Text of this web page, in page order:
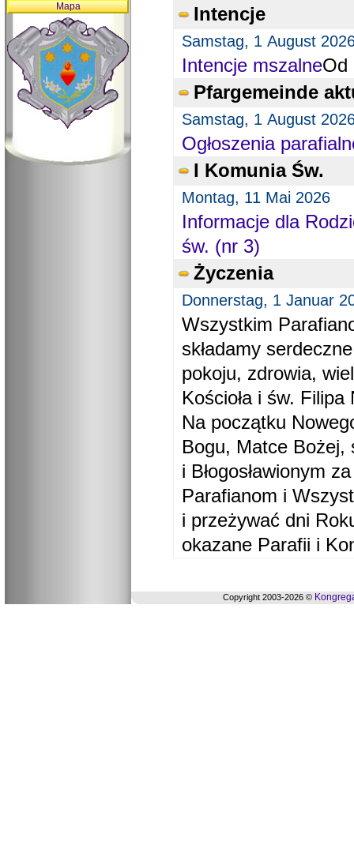
Intencje
Samstag, 1 August
Intencje mszalneOd
Pfargemeinde
Samstag, 1 August
Ogłoszenia
I Komunia Św.
Montag, 11 Mai 2026
Informacje dla
św. (nr 3)
Życzenia
Donnerstag, 1 Januar
Wszystkim
składamy
pokoju, zdrowia,
Kościoła i św. Filipa
Na początku
Bogu, Matce Bożej,
i Błogosławionym
Parafianom i
i przeżywać dni
okazane Parafii i
Mapa
Copyright 2003-2026 ©